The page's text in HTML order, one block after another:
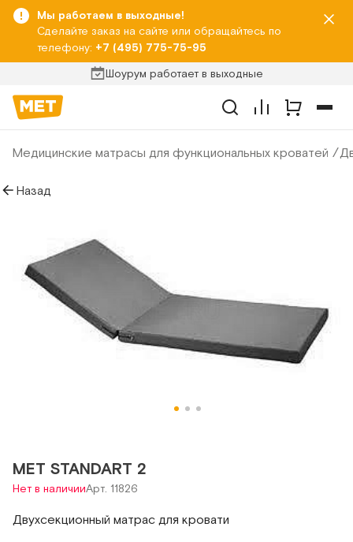
Мы работаем в выходные!
Сделайте заказ на сайте или обращайтесь по
телефону: +7 (495) 775-75-95
Шоурум работает в выходные
Медицинские матрасы для функциональных кроватей
Назад
MET STANDART 2
Нет в наличииАрт. 11826
Двухсекционный матрас для кровати